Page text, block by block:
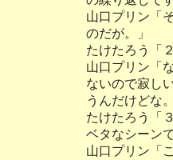
山口プリン「
のだが。」
たけたろう「
山口プリン「
ないので寂し
うんだけどな。
たけたろう「
ベタなシーン
山口プリン「